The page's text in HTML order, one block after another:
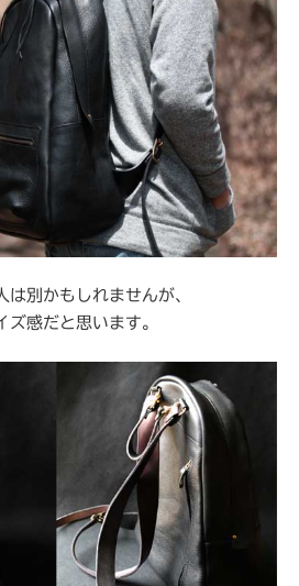
別かもしれませんが、
感だと思います。